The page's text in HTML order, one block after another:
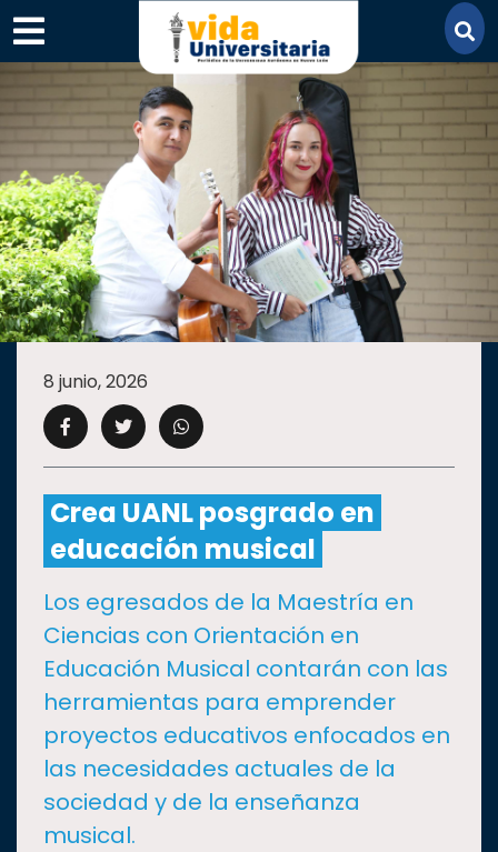
×
SECCIONES
ACADEMIA
CAMPUS UANL
CULTURA
DEPORTES
I+D+IEXPERTOS
SALUD
SUSTENTABILIDAD
8 junio, 2026
Crea UANL posgrado en
educación musical
Los egresados de la Maestría en
Ciencias con Orientación en
Educación Musical contarán con las
herramientas para emprender
proyectos educativos enfocados en
las necesidades actuales de la
sociedad y de la enseñanza
musical.